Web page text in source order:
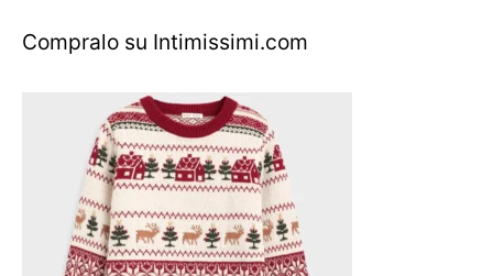
Compralo su Intimissimi.com